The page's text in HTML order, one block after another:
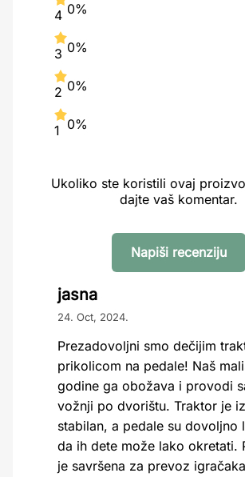
4 0%
3 0%
2 0%
1 0%
Ukoliko ste koristili ovaj
dajte vaš komentar.
Napiši recenziju
jasna
24. Oct, 2024.
Prezadovoljni smo dečijim
prikolicom na pedale! Naš
godine ga obožava i provodi
vožnji po dvorištu. Traktor je
stabilan, a pedale su dovoljno
da ih dete može lako okretati.
je savršena za prevoz